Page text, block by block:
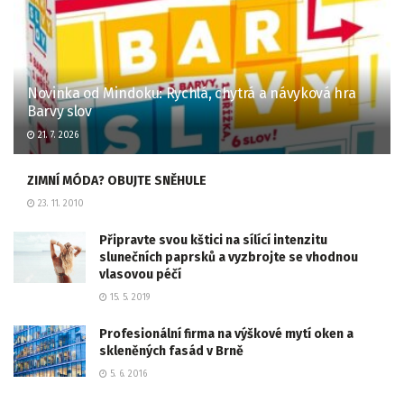
Novinka od Mindoku: Rychlá, chytrá a návyková hra
Barvy slov
21. 7. 2026
ZIMNÍ MÓDA? OBUJTE SNĚHULE
23. 11. 2010
Připravte svou kštici na sílící intenzitu
slunečních paprsků a vyzbrojte se vhodnou
vlasovou péčí
15. 5. 2019
Profesionální firma na výškové mytí oken a
skleněných fasád v Brně
5. 6. 2016